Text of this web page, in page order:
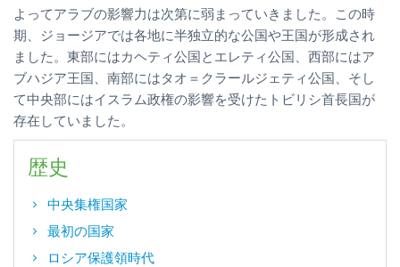
よってアラブの影響力は次第に弱まっていきました。この時
期、ジョージアでは各地に半独立的な公国や王国が形成され
ました。東部にはカヘティ公国とエレティ公国、西部にはア
ブハジア王国、南部にはタオ＝クラールジェティ公国、そし
て中央部にはイスラム政権の影響を受けたトビリシ首長国が
存在していました。
歴史
中央集権国家
最初の国家
ロシア保護領時代